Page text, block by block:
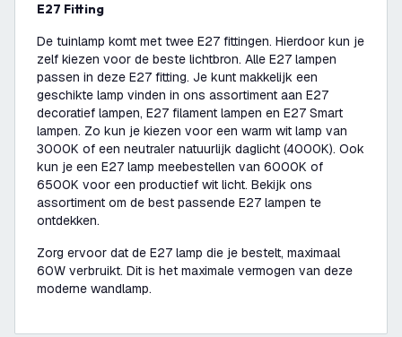
E27 Fitting
De tuinlamp komt met twee E27 fittingen. Hierdoor kun je
zelf kiezen voor de beste lichtbron. Alle E27 lampen
passen in deze E27 fitting. Je kunt makkelijk een
geschikte lamp vinden in ons assortiment aan E27
decoratief lampen, E27 filament lampen en E27 Smart
lampen. Zo kun je kiezen voor een warm wit lamp van
3000K of een neutraler natuurlijk daglicht (4000K). Ook
kun je een E27 lamp meebestellen van 6000K of
6500K voor een productief wit licht. Bekijk ons
assortiment om de best passende E27 lampen te
ontdekken.
Zorg ervoor dat de E27 lamp die je bestelt, maximaal
60W verbruikt. Dit is het maximale vermogen van deze
moderne wandlamp.